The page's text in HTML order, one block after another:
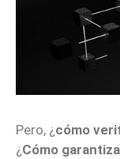
Pero, ¿ cómo
¿ Cómo